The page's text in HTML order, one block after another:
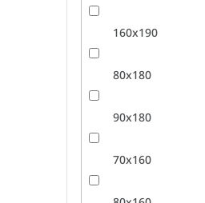
160x190
80x180
90x180
70x160